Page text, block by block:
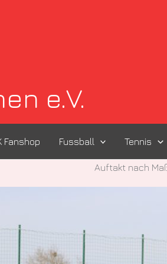
e.V.
Fanshop Fussball Tennis
Auftakt nach